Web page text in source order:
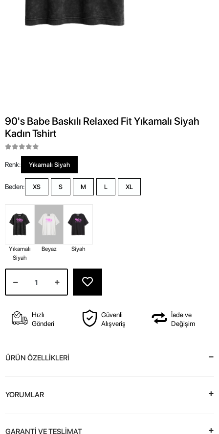
90's Babe Baskılı Relaxed Fit Yıkamalı Siyah
Kadın Tshirt
Renk: Yıkamalı Siyah
Beden: XS S M L XL
Yıkamalı
Siyah
Beyaz Siyah
Hızlı
Gönderi
Güvenli
Alışveriş
İade ve
Değişim
ÜRÜN ÖZELLİKLERİ
YORUMLAR
GARANTİ VE TESLİMAT